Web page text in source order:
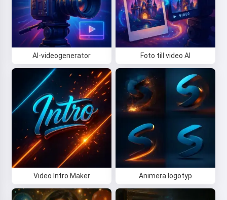
AI-videogenerator Foto till video AI
Video Intro Maker Animera logotyp